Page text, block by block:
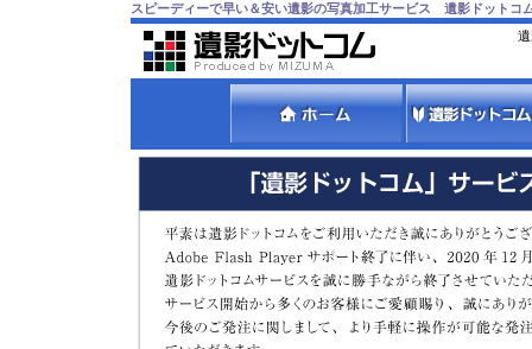
スピーディーで早い＆安い遺影の写真加工サービス 遺影ドットコ